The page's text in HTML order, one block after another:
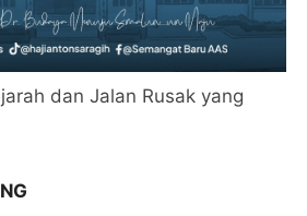
dan Jalan Rusak yang